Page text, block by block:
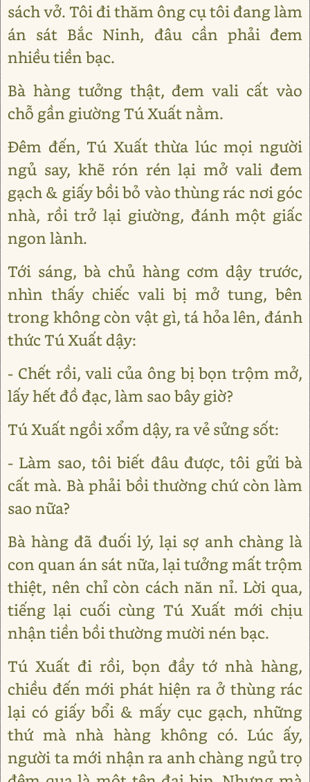
sách vở. Tôi đi thăm ông cụ tôi đang làm
án sát Bắc Ninh, đâu cần phải đem
nhiều tiền bạc.
Bà hàng tưởng thật, đem vali cất vào
chỗ gần giường Tú Xuất nằm.
Ðêm đến, Tú Xuất thừa lúc mọi người
ngủ say, khẽ rón rén lại mở vali đem
gạch & giấy bồi bỏ vào thùng rác nơi góc
nhà, rồi trở lại giường, đánh một giấc
ngon lành.
Tới sáng, bà chủ hàng cơm dậy trước,
nhìn thấy chiếc vali bị mở tung, bên
trong không còn vật gì, tá hỏa lên, đánh
thức Tú Xuất dậy:
- Chết rồi, vali của ông bị bọn trộm mở,
lấy hết đồ đạc, làm sao bây giờ?
Tú Xuất ngồi xổm dậy, ra vẻ sửng sốt:
- Làm sao, tôi biết đâu được, tôi gửi bà
cất mà. Bà phải bồi thường chứ còn làm
sao nữa?
Bà hàng đã đuối lý, lại sợ anh chàng là
con quan án sát nữa, lại tưởng mất trộm
thiệt, nên chỉ còn cách năn nỉ. Lời qua,
tiếng lại cuối cùng Tú Xuất mới chịu
nhận tiền bồi thường mười nén bạc.
Tú Xuất đi rồi, bọn đầy tớ nhà hàng,
chiều đến mới phát hiện ra ở thùng rác
lại có giấy bổi & mấy cục gạch, những
thứ mà nhà hàng không có. Lúc ấy,
người ta mới nhận ra anh chàng ngủ trọ